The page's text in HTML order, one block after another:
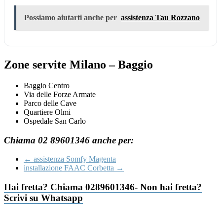
Possiamo aiutarti anche per assistenza Tau Rozzano
Zone servite Milano – Baggio
Baggio Centro
Via delle Forze Armate
Parco delle Cave
Quartiere Olmi
Ospedale San Carlo
Chiama 02 89601346 anche per:
← assistenza Somfy Magenta
installazione FAAC Corbetta →
Hai fretta? Chiama 0289601346- Non hai fretta?
Scrivi su Whatsapp